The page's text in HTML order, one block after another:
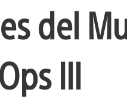
del
III